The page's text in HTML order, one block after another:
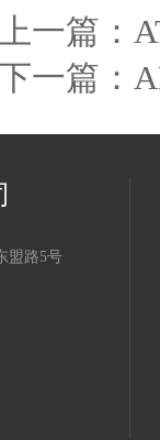
一篇：
一篇：
盟路5号